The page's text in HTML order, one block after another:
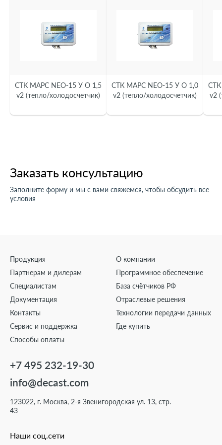
Минимальный расход Qmin, м³/ч
(теплосчетчик)
СТК МАРС NEO-15 У О 1,5
v2 (тепло/холодосчетчик)
СТК МАРС NEO-15 У О 1,0
v2 (тепло/холодосчетчик)
v2
Заказать консультацию
Заполните форму и мы с вами свяжемся, чтобы обсудить все
условия
Продукция
О компании
Партнерам и дилерам
Программное обеспечение
Специалистам
База счётчиков РФ
Документация
Отраслевые решения
Контакты
Технологии передачи данных
Сервис и поддержка
Где купить
Способы оплаты
+7 495 232-19-30
info@decast.com
123022, г. Москва, 2-я Звенигородская ул. 13, стр.
43
Наши соц.сети